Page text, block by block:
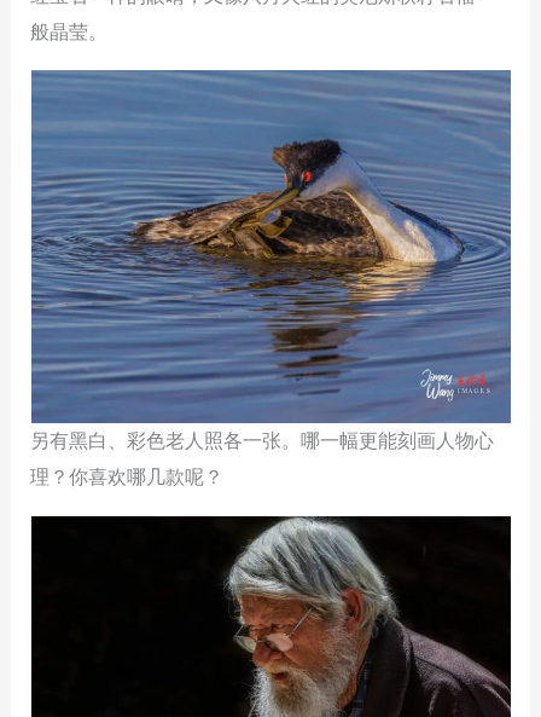
般晶莹。
另有黑白、彩色老人照各一张。哪一幅更能刻画人物心
理？你喜欢哪几款呢？